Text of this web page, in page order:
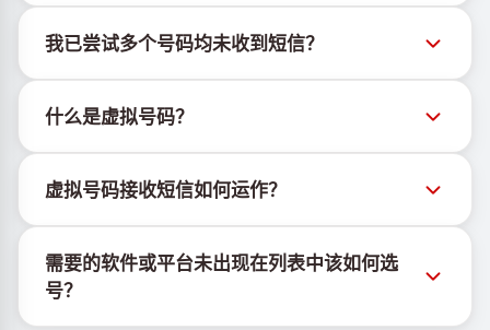
人 @TigerSMSofficial_bot 查看。该频道会及时更新，
帮助用户获取最新号码库存。
我已尝试多个号码均未收到短信？
率。各服务平台的算法可能因多种原因拦截临时号码的
短信。为提高成功率，请尝试以下方法：
持续更换新号码尝试
登出设备上该服务的其他活跃账户
什么是虚拟号码？
或设备，也不受固定地理位置限制。其主要功能是接收
短信，包括OTP和激活码。
虚拟号码接收短信如何运作？
我们使用自有基础设施管理SIM卡，并结合定制软件为
客户分配手机号以接收短信。
需要的软件或平台未出现在列表中该如何选
号？